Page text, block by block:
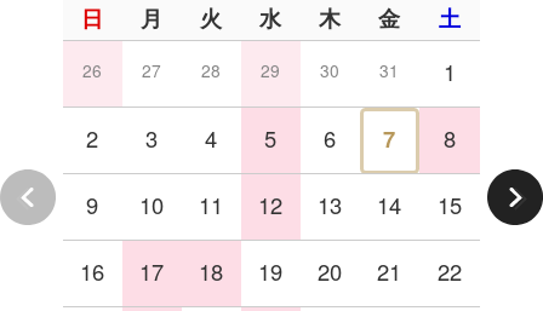
日 月 火 水 木 金 土
26 27 28 29 30 31 1
2 3 4 5 6 7 8
9 10 11 12 13 14 15
16 17 18 19 20 21 22